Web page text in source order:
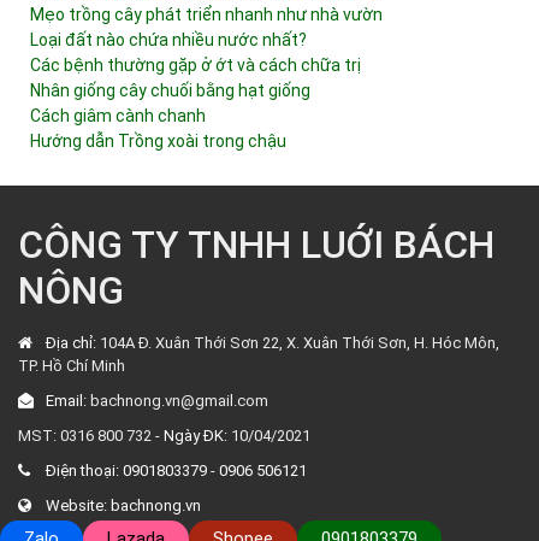
Mẹo trồng cây phát triển nhanh như nhà vườn
Loại đất nào chứa nhiều nước nhất?
Các bệnh thường gặp ở ớt và cách chữa trị
Nhân giống cây chuối bằng hạt giống
Cách giâm cành chanh
Hướng dẫn Trồng xoài trong chậu
CÔNG TY TNHH LUỚI BÁCH
NÔNG
Địa chỉ: 104A Đ. Xuân Thới Sơn 22, X. Xuân Thới Sơn, H. Hóc Môn,
TP. Hồ Chí Minh
Email: bachnong.vn@gmail.com
MST: 0316 800 732 - Ngày ĐK: 10/04/2021
Điện thoại: 0901803379 - 0906 506121
Website: bachnong.vn